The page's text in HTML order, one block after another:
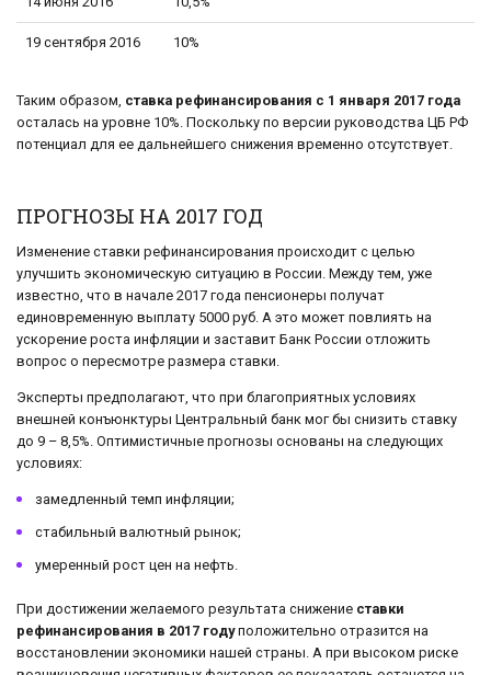
19 сентября 2016 10%
Таким образом, ставка рефинансирования с 1 января 2017 года
осталась на уровне 10%. Поскольку по версии руководства ЦБ РФ
потенциал для ее дальнейшего снижения временно отсутствует.
ПРОГНОЗЫ НА 2017 ГОД
Изменение ставки рефинансирования происходит с целью
улучшить экономическую ситуацию в России. Между тем, уже
известно, что в начале 2017 года пенсионеры получат
единовременную выплату 5000 руб. А это может повлиять на
ускорение роста инфляции и заставит Банк России отложить
вопрос о пересмотре размера ставки.
Эксперты предполагают, что при благоприятных условиях
внешней конъюнктуры Центральный банк мог бы снизить ставку
до 9 – 8,5%. Оптимистичные прогнозы основаны на следующих
условиях:
замедленный темп инфляции;
стабильный валютный рынок;
умеренный рост цен на нефть.
При достижении желаемого результата снижение ставки
рефинансирования в 2017 годуположительно отразится на
восстановлении экономики нашей страны. А при высоком риске